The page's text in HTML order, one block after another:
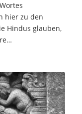
hier zu den
Hindus glauben,